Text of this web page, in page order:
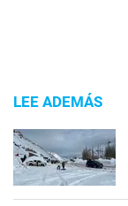
LEE ADEMÁS